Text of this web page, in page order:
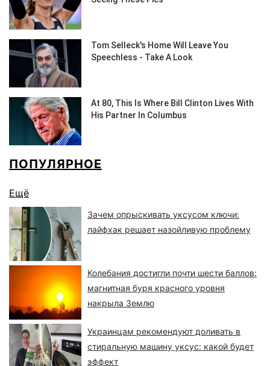
ПОПУЛЯРНОЕ
Ещё
Зачем опрыскивать уксусом ключи:
лайфхак решает назойливую проблему
Колебания достигли почти шести баллов:
магнитная буря красного уровня
накрыла Землю
Украинцам рекомендуют доливать в
стиральную машину уксус: какой будет
эффект